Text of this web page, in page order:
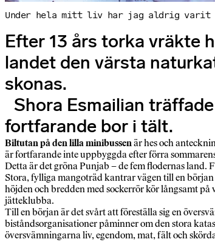
Under hela mitt liv har jag aldrig varit
Efter 13 års torka vräkte
landet den värsta
skonas.
Shora Esmailian
fortfarande bor i tält.
Biltutan på den lilla minibussenär hes och
är fortfarande inte uppbyggda efter förra
Detta är det gröna Punjab – de fem flodernas
Stora, fylliga mangoträd kantrar vägen till en
höjden och bredden med sockerrör kör långsamt
jätteklubba.
Till en början är det svårt att föreställa sig en
biståndsorganisationer påminner om den stora
översvämningarna liv, egendom, mat, fält och